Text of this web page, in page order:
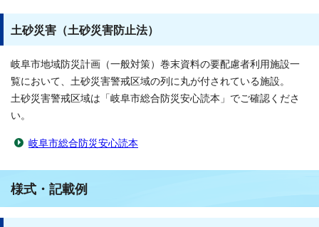
土砂災害（土砂災害防止法）
岐阜市地域防災計画（一般対策）巻末資料の要配慮者利用施設一
覧において、土砂災害警戒区域の列に丸が付されている施設。
土砂災害警戒区域は「岐阜市総合防災安心読本」でご確認くださ
い。
岐阜市総合防災安心読本
様式・記載例